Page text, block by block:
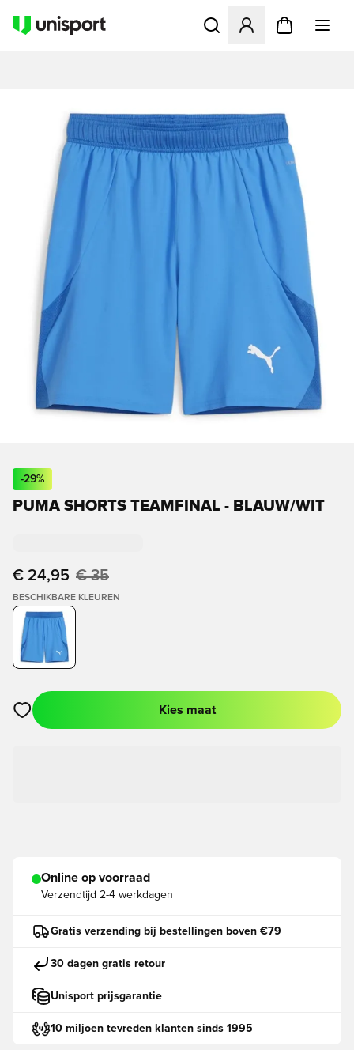
Opent een venster om in
-29%
PUMA SHORTS TEAMFINAL - BLAUW/WIT
€ 24,95 € 35
BESCHIKBARE KLEUREN
Opent een venster om in te loggen of je aan te melden als lid
Kies maat
Online op voorraad
Verzendtijd 2-4 werkdagen
Gratis verzending bij bestellingen boven €79
30 dagen gratis retour
Unisport prijsgarantie
10 miljoen tevreden klanten sinds 1995